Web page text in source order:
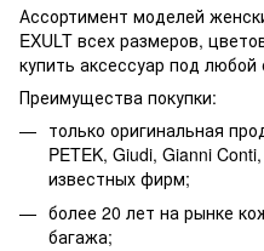
Ассортимент моделей
EXULT всех размеров,
купить аксессуар под любой
Преимущества покупки:
только оригинальная
PETEK, Giudi, Gianni
известных фирм;
более 20 лет на рынке
багажа;